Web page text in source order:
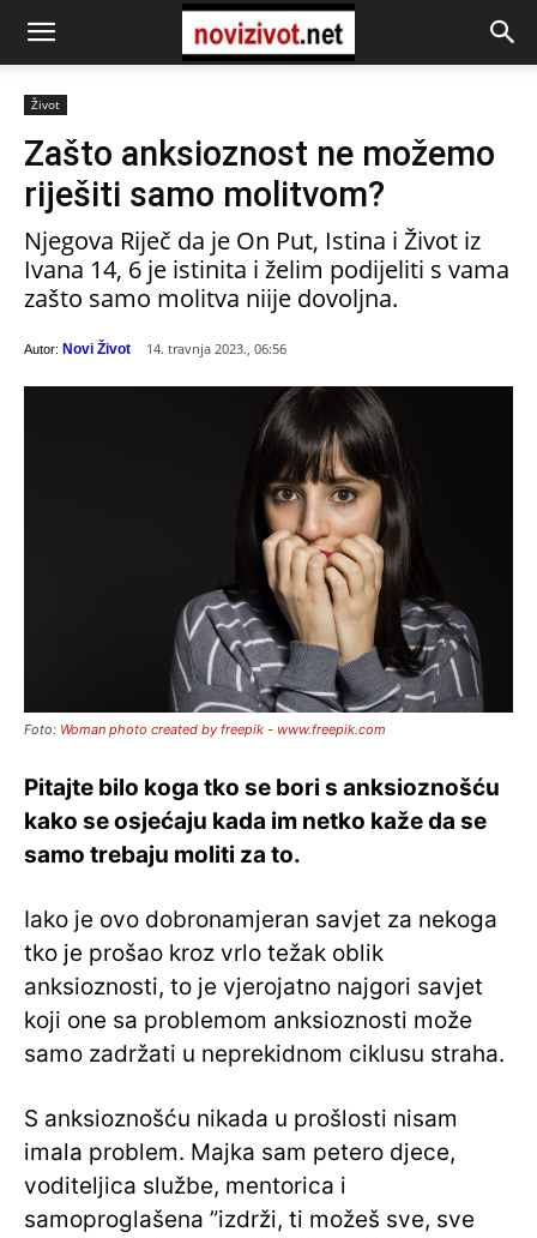
Život
Zašto anksioznost ne možemo
riješiti samo molitvom?
Njegova Riječ da je On Put, Istina i Život iz
Ivana 14, 6 je istinita i želim podijeliti s vama
zašto samo molitva niije dovoljna.
Autor: Novi Život 14. travnja 2023., 06:56
Foto: Woman photo created by freepik - www.freepik.com
Pitajte bilo koga tko se bori s anksioznošću
kako se osjećaju kada im netko kaže da se
samo trebaju moliti za to.
Iako je ovo dobronamjeran savjet za nekoga
tko je prošao kroz vrlo težak oblik
anksioznosti, to je vjerojatno najgori savjet
koji one sa problemom anksioznosti može
samo zadržati u neprekidnom ciklusu straha.
S anksioznošću nikada u prošlosti nisam
imala problem. Majka sam petero djece,
voditeljica službe, mentorica i
samoproglašena ”izdrži, ti možeš sve, sve